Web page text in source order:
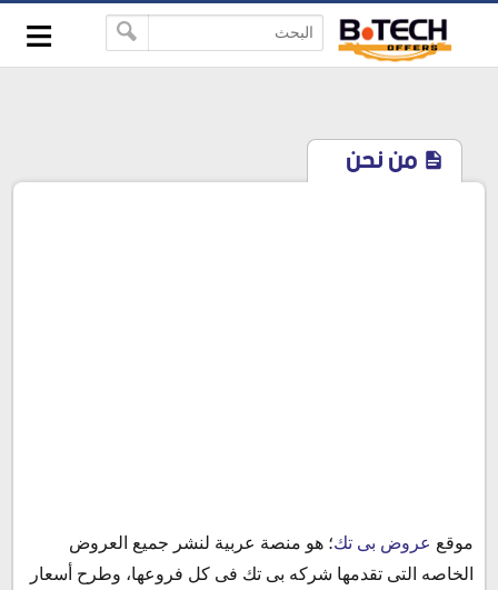
-->
≡
من نحن
موقع عروض بى تك؛ هو منصة عربية لنشر جميع العروض
الخاصه التى تقدمها شركه بى تك فى كل فروعها، وطرح أسعار